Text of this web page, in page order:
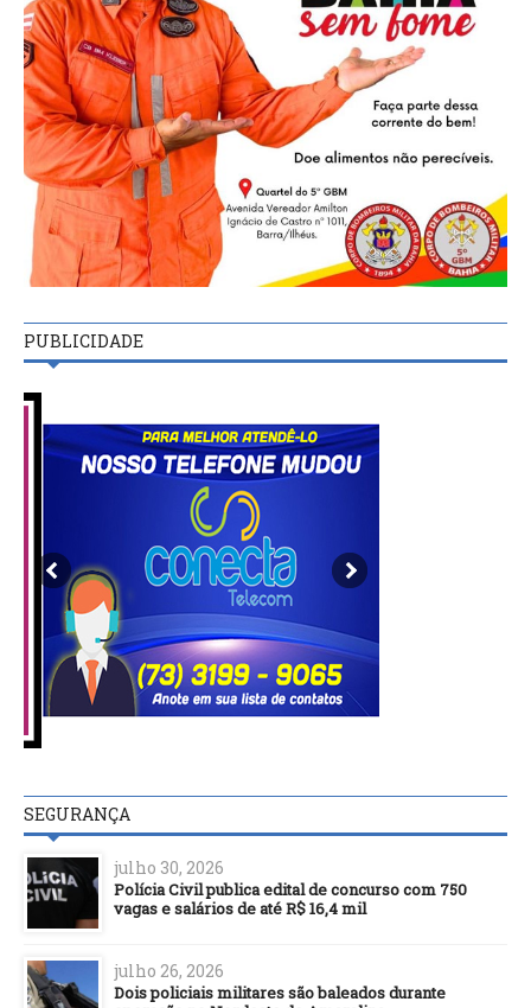
PUBLICIDADE
SEGURANÇA
julho 30, 2026
Polícia Civil publica edital de concurso com 750
vagas e salários de até R$ 16,4 mil
julho 26, 2026
Dois policiais militares são baleados durante